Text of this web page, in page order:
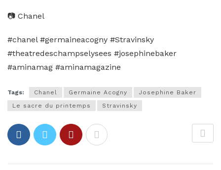
📷 Chanel
#chanel #germaineacogny #Stravinsky
#theatredeschampselysees #josephinebaker
#aminamag #aminamagazine
Tags: Chanel Germaine Acogny
Josephine Baker
Le sacre du printemps
Stravinsky